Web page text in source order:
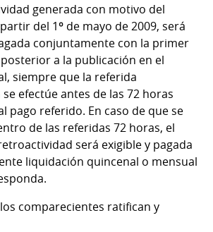
generada con motivo del
del 1º de mayo de 2009, será
conjuntamente con la primer
a la publicación en el
siempre que la referida
efectúe antes de las 72 horas
pago referido. En caso de que se
de las referidas 72 horas, el
será exigible y pagada
liquidación quincenal o mensual
comparecientes ratifican y